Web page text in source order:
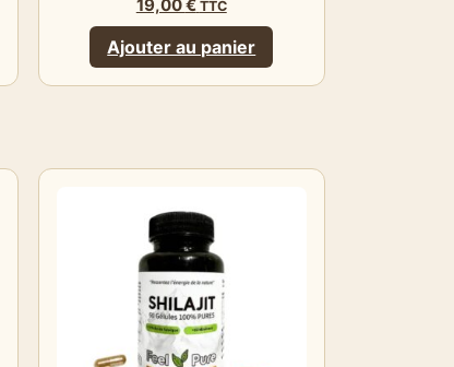
19,00€ TTC
Ajouter au panier